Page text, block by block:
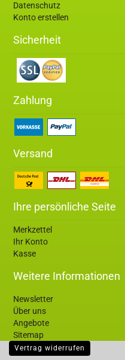
Datenschutz
Konto erstellen
Sicherheit
Zahlung
Versand
Ihre persönliche Seite
Merkzettel
Ihr Konto
Kasse
Weitere Informationen
Newsletter
Über uns
Angebote
Sitemap
Vertrag widerrufen